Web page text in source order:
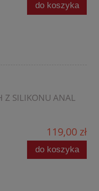
do koszyka
Z SILIKONU ANAL
119,00 zł
do koszyka